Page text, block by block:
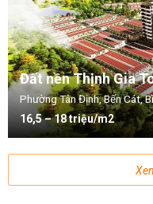
Đất nền Thịnh Gia
Phường Tân Định, Bến Cát,
16,5 – 18 triệu/m2